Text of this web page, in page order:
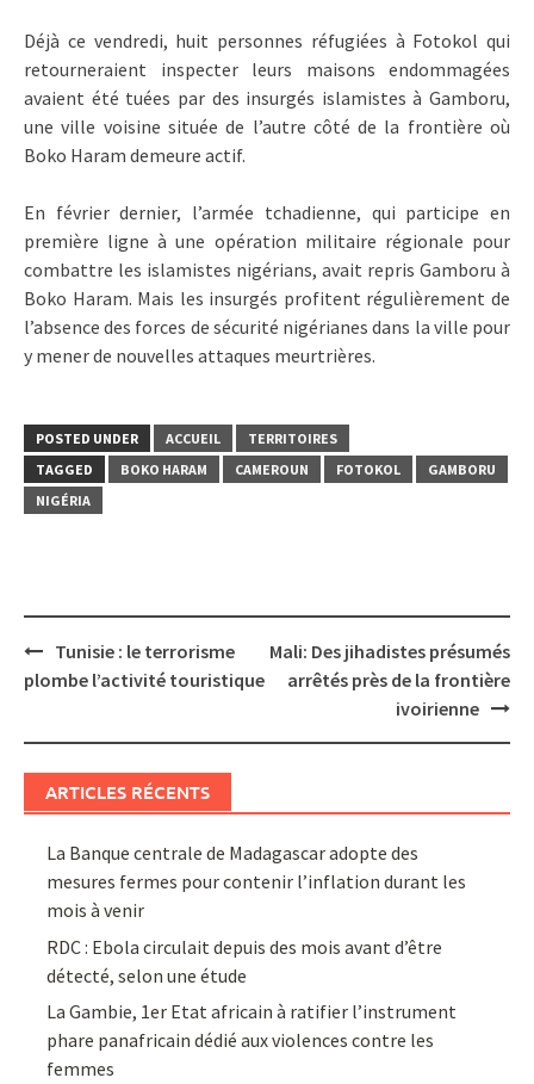
Déjà ce vendredi, huit personnes réfugiées à Fotokol qui
retourneraient inspecter leurs maisons endommagées
avaient été tuées par des insurgés islamistes à Gamboru,
une ville voisine située de l’autre côté de la frontière où
Boko Haram demeure actif.
En février dernier, l’armée tchadienne, qui participe en
première ligne à une opération militaire régionale pour
combattre les islamistes nigérians, avait repris Gamboru à
Boko Haram. Mais les insurgés profitent régulièrement de
l’absence des forces de sécurité nigérianes dans la ville pour
y mener de nouvelles attaques meurtrières.
POSTED UNDER ACCUEIL
TERRITOIRES
TAGGED
BOKO HARAM CAMEROUN FOTOKOL
GAMBORU
NIGÉRIA
Post
navigation
Tunisie : le terrorisme
plombe l’activité touristique
Mali: Des jihadistes présumés
arrêtés près de la frontière
ivoirienne
ARTICLES RÉCENTS
La Banque centrale de Madagascar adopte des
mesures fermes pour contenir l’inflation durant les
mois à venir
RDC : Ebola circulait depuis des mois avant d’être
détecté, selon une étude
La Gambie, 1er Etat africain à ratifier l’instrument
phare panafricain dédié aux violences contre les
femmes